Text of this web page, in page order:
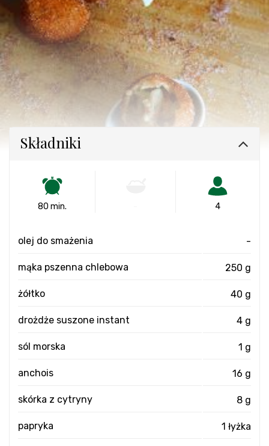
Składniki
80 min. 4
olej do smażenia -
mąka pszenna chlebowa 250 g
żółtko 40 g
drożdże suszone instant 4 g
sól morska 1 g
anchois 16 g
skórka z cytryny 8 g
papryka 1 łyżka